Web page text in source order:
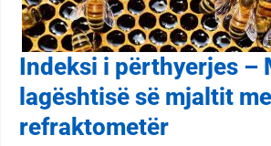
Indeksi i përthyerjes –
lagështisë së mjaltit me
refraktometër